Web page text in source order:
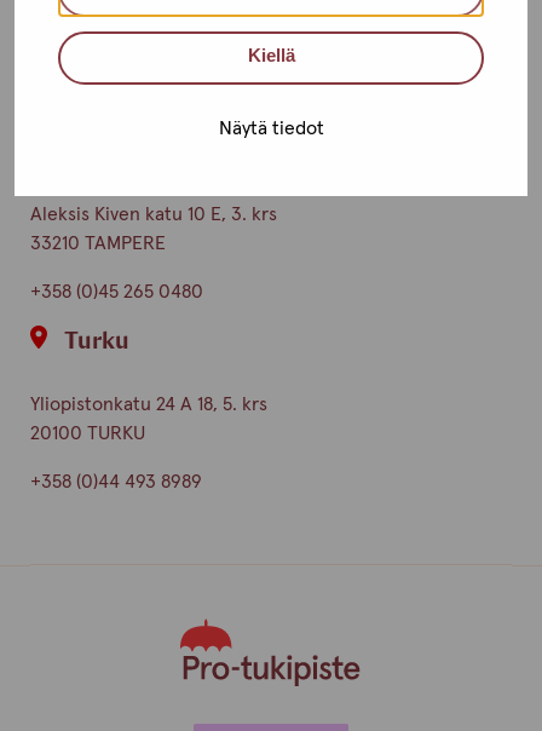
Kiellä
Näytä tiedot
00100 HELSINKI
Aleksis Kiven katu 10 E, 3. krs
33210 TAMPERE
+358 (0)45 265 0480
Turku
Yliopistonkatu 24 A 18, 5. krs
20100 TURKU
+358 (0)44 493 8989